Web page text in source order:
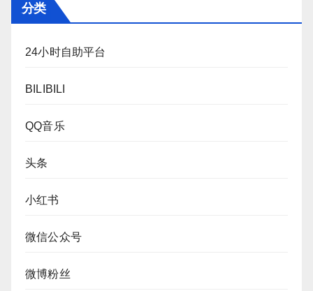
分类
24小时自助平台
BILIBILI
QQ音乐
头条
小红书
微信公众号
微博粉丝